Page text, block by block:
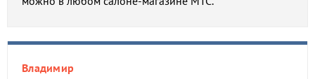
Владимир